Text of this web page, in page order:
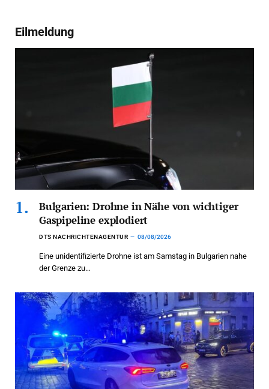
Eilmeldung
Bulgarien: Drohne in Nähe von wichtiger
Gaspipeline explodiert
DTS NACHRICHTENAGENTUR 08/08/2026
Eine unidentifizierte Drohne ist am Samstag in Bulgarien nahe
der Grenze zu…